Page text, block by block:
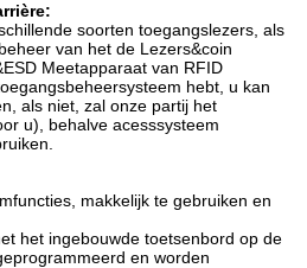
soorten toegangslezers, als
van het de Lezers&coin
Meetapparaat van RFID
hebt, u kan
als niet, zal onze partij het
u), behalve acesssysteem
makkelijk te gebruiken en
het ingebouwde toetsenbord op de
en worden